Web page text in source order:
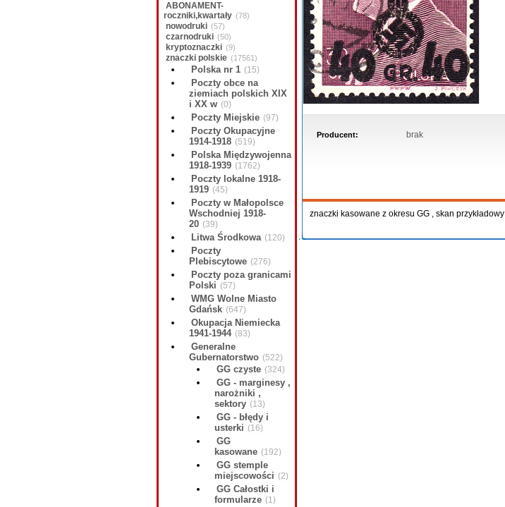
ABONAMENT-
roczniki,kwartały (78)
nowodruki (57)
czarnodruki (50)
kryptoznaczki (9)
znaczki polskie (17561)
Polska nr 1 (15)
Poczty obce na
ziemiach polskich XIX
i XX w (0)
Poczty Miejskie (97)
Poczty Okupacyjne
1914-1918 (519)
Polska Międzywojenna
1918-1939 (1762)
Poczty lokalne 1918-
1919 (45)
Poczty w Małopolsce
Wschodniej 1918-
20 (39)
Litwa Środkowa (120)
Poczty
Plebiscytowe (276)
Poczty poza granicami
Polski (57)
WMG Wolne Miasto
Gdańsk (647)
Okupacja Niemiecka
1941-1944 (83)
Generalne
Gubernatorstwo (522)
GG czyste (324)
GG - marginesy ,
narożniki ,
sektory (13)
GG - błędy i
usterki (16)
GG
kasowane (192)
GG stemple
miejscowości (2)
GG Całostki i
formularze (1)
Producent: brak
znaczki kasowane z okresu GG , skan przykładowy